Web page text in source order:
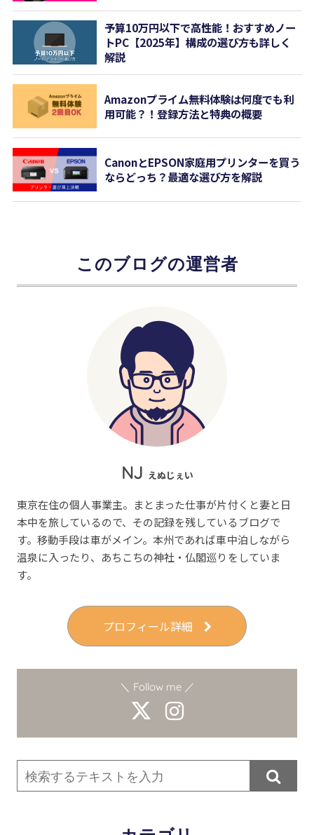
予算10万円以下で高性能！おすすめノー
トPC【2025年】構成の選び方も詳しく
解説
Amazonプライム無料体験は何度でも利
用可能？！登録方法と特典の概要
CanonとEPSON家庭用プリンターを買う
ならどっち？最適な選び方を解説
このブログの運営者
NJ えぬじぇい
東京在住の個人事業主。まとまった仕事が片付くと妻と日
本中を旅しているので、その記録を残しているブログで
す。移動手段は車がメイン。本州であれば車中泊しながら
温泉に入ったり、あちこちの神社・仏閣巡りをしていま
す。
プロフィール詳細
＼ Follow me ／
